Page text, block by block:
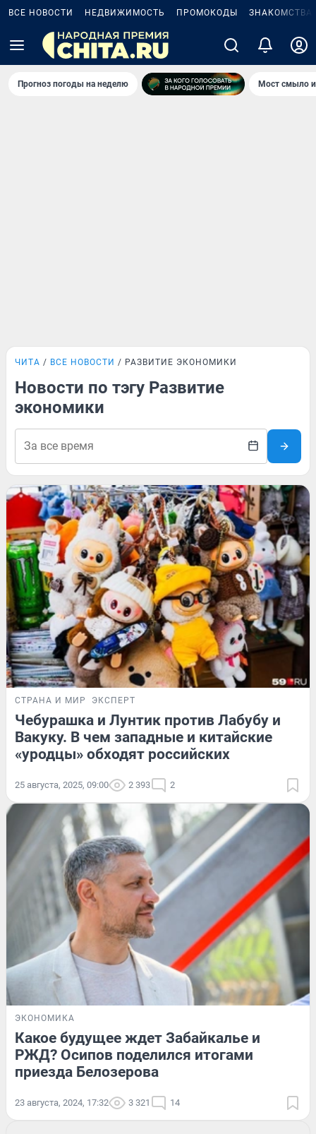
ВСЕ НОВОСТИ НЕДВИЖИМОСТЬ ПРОМОКОДЫ ЗНАКОМСТВА
Прогноз погоды на неделю Мост смыло
ЧИТА ВСЕ НОВОСТИ РАЗВИТИЕ ЭКОНОМИКИ
Новости по тэгу Развитие
экономики
СТРАНА И МИР ЭКСПЕРТ
Чебурашка и Лунтик против Лабубу и
Вакуку. В чем западные и китайские
«уродцы» обходят российских
25 августа, 2025, 09:00 2 393 2
ЭКОНОМИКА
Какое будущее ждет Забайкалье и
РЖД? Осипов поделился итогами
приезда Белозерова
23 августа, 2024, 17:32 3 321 14